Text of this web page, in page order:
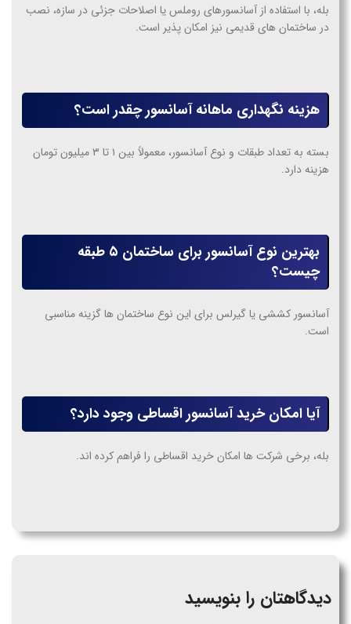
بله، با استفاده از آسانسورهای روملس یا اصلاحات جزئی در سازه، نصب
در ساختمان های قدیمی نیز امکان پذیر است.
هزینه نگهداری ماهانه آسانسور چقدر است؟
بسته به تعداد طبقات و نوع آسانسور، معمولاً بین ۱ تا ۳ میلیون تومان
هزینه دارد.
بهترین نوع آسانسور برای ساختمان ۵ طبقه
چیست؟
آسانسور کششی یا گیرلس برای این نوع ساختمان ها گزینه مناسبی
است.
آیا امکان خرید آسانسور اقساطی وجود دارد؟
بله، برخی شرکت ها امکان خرید اقساطی را فراهم کرده اند.
دیدگاهتان را بنویسید